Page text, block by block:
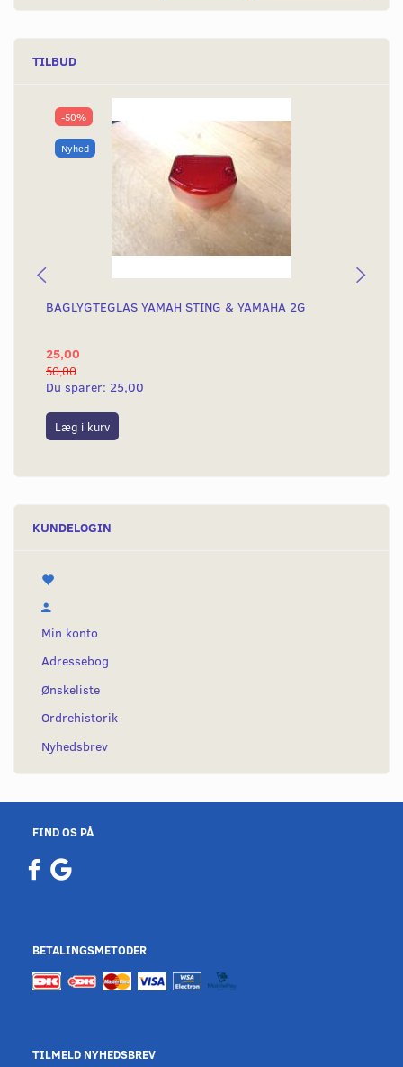
TILBUD
-50%
Nyhed
BAGLYGTEGLAS YAMAH STING & YAMAHA 2G
25,00
50,00
Du sparer: 25,00
Læg i kurv
KUNDELOGIN
Min konto
Adressebog
Ønskeliste
Ordrehistorik
Nyhedsbrev
FIND OS PÅ
BETALINGSMETODER
TILMELD NYHEDSBREV